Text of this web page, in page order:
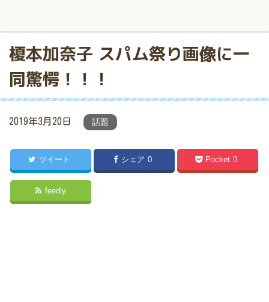
榎本加奈子 スパム祭り画像に一
同驚愕！！！
2019年3月20日 話題
ツイート シェア 0 Pocket 0
feedly